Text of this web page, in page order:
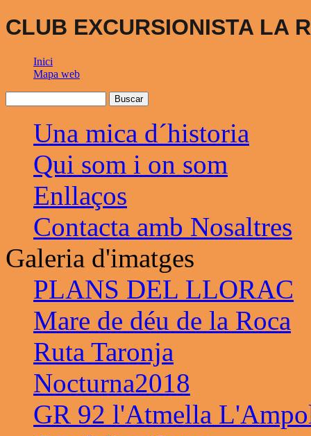
CLUB EXCURSIONISTA LA
Inici
Mapa web
Una mica d´historia
Qui som i on som
Enllaços
Contacta amb Nosaltres
Galeria d'imatges
PLANS DEL LLORAC
Mare de déu de la Roca
Ruta Taronja
Nocturna2018
GR 92 l'Atmella